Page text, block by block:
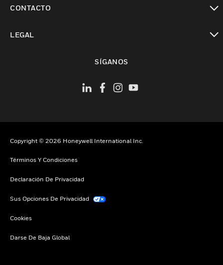
CONTACTO
LEGAL
SÍGANOS
Copyright © 2026 Honeywell International Inc.
Términos Y Condiciones
Declaración De Privacidad
Sus Opciones De Privacidad
Cookies
Darse De Baja Global